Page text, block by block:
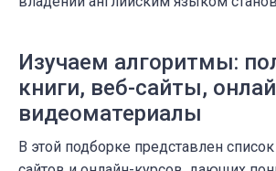
Изучаем алгоритмы:
книги, веб-сайты,
видеоматериалы
В этой подборке представлен